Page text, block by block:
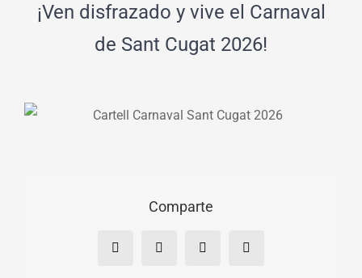
¡Ven disfrazado y vive el Carnaval
de Sant Cugat 2026!
Comparte
Facebook
X WhatsAppCorreo